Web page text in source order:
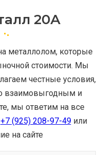
20А
металлолом, которые
стоимости. Мы
честные условия,
взаимовыгодным и
мы ответим на все
+7 (925) 208-97-49или
на сайте